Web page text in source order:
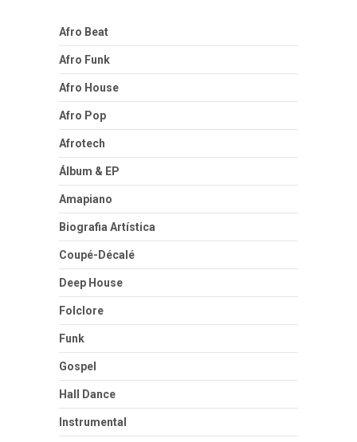
Afro Beat
Afro Funk
Afro House
Afro Pop
Afrotech
Álbum & EP
Amapiano
Biografia Artística
Coupé-Décalé
Deep House
Folclore
Funk
Gospel
Hall Dance
Instrumental